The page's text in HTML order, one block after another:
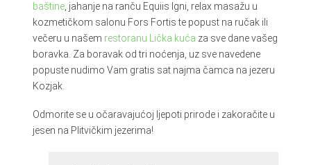
baštine, jahanje na ranču Equiis Igni, relax masažu u
kozmetičkom salonu Fors Fortis te popust na ručak ili
večeru u našem restoranu Lička kuća za sve dane vašeg
boravka. Za boravak od tri noćenja, uz sve navedene
popuste nudimo Vam gratis sat najma čamca na jezeru
Kozjak.
Odmorite se u očaravajućoj ljepoti prirode i zakoračite u
jesen na Plitvičkim jezerima!